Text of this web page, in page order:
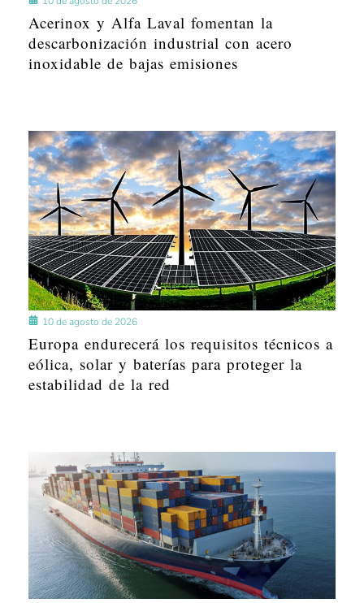
Acerinox y Alfa Laval fomentan la
descarbonización industrial con acero
inoxidable de bajas emisiones
10 de agosto de 2026
Europa endurecerá los requisitos técnicos a
eólica, solar y baterías para proteger la
estabilidad de la red